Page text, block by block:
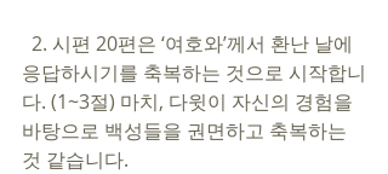
응답하시기를 축복하는 것으로 시작합니
다. (1~3절) 마치, 다윗이 자신의 경험을
바탕으로 백성들을 권면하고 축복하는
것 같습니다.